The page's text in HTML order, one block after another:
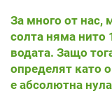
За много от нас,
солта няма нито
водата. Защо
определят като
е абсолютна